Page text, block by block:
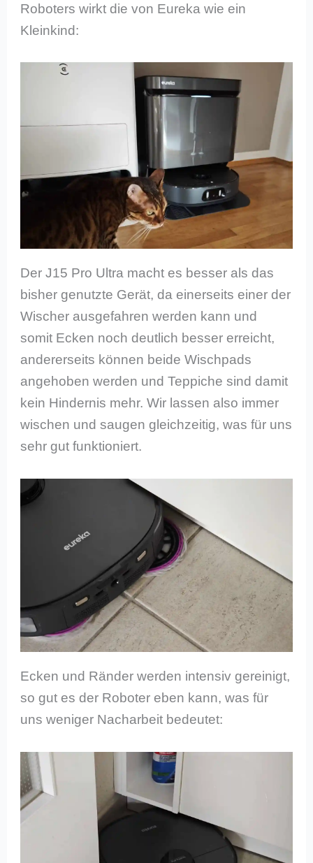
Roboters wirkt die von Eureka wie ein
Kleinkind:
Der J15 Pro Ultra macht es besser als das
bisher genutzte Gerät, da einerseits einer der
Wischer ausgefahren werden kann und
somit Ecken noch deutlich besser erreicht,
andererseits können beide Wischpads
angehoben werden und Teppiche sind damit
kein Hindernis mehr. Wir lassen also immer
wischen und saugen gleichzeitig, was für uns
sehr gut funktioniert.
Ecken und Ränder werden intensiv gereinigt,
so gut es der Roboter eben kann, was für
uns weniger Nacharbeit bedeutet: